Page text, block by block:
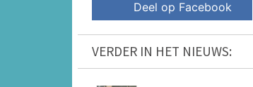
Deel op Facebook
VERDER IN HET NIEUWS: